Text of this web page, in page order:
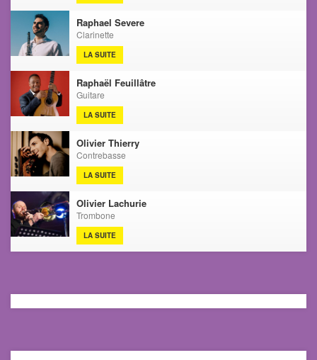
Raphael Severe
Clarinette
LA SUITE
Raphaël Feuillâtre
Guitare
LA SUITE
Olivier Thierry
Contrebasse
LA SUITE
Olivier Lachurie
Trombone
LA SUITE